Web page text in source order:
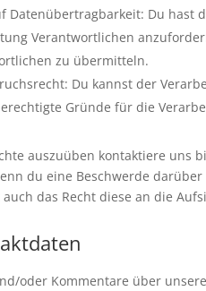
Datenübertragbarkeit: Du hast
Verantwortlichen
zu übermitteln.
Du kannst der
Gründe für die
auszuüben kontaktiere uns
du eine Beschwerde
das Recht diese an die
oder Kommentare über